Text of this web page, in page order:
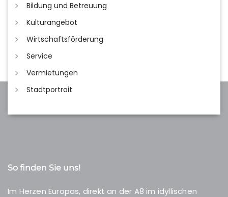
Bildung und Betreuung
Kulturangebot
Wirtschaftsförderung
Service
Vermietungen
Stadtportrait
So finden Sie uns!
Im Herzen Europas, direkt an der A8 im idyllischen